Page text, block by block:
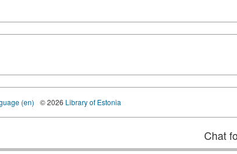
(en) © 2026 Library of Estonia
Chat